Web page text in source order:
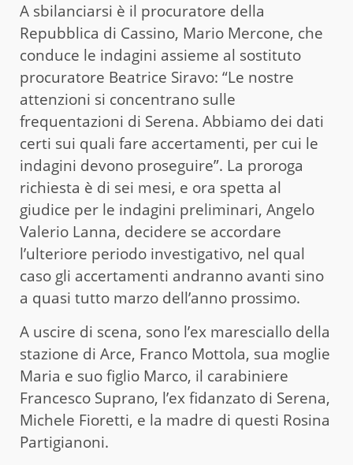
A sbilanciarsi è il procuratore della
Repubblica di Cassino, Mario Mercone, che
conduce le indagini assieme al sostituto
procuratore Beatrice Siravo: “Le nostre
attenzioni si concentrano sulle
frequentazioni di Serena. Abbiamo dei dati
certi sui quali fare accertamenti, per cui le
indagini devono proseguire”. La proroga
richiesta è di sei mesi, e ora spetta al
giudice per le indagini preliminari, Angelo
Valerio Lanna, decidere se accordare
l’ulteriore periodo investigativo, nel qual
caso gli accertamenti andranno avanti sino
a quasi tutto marzo dell’anno prossimo.
A uscire di scena, sono l’ex maresciallo della
stazione di Arce, Franco Mottola, sua moglie
Maria e suo figlio Marco, il carabiniere
Francesco Suprano, l’ex fidanzato di Serena,
Michele Fioretti, e la madre di questi Rosina
Partigianoni.